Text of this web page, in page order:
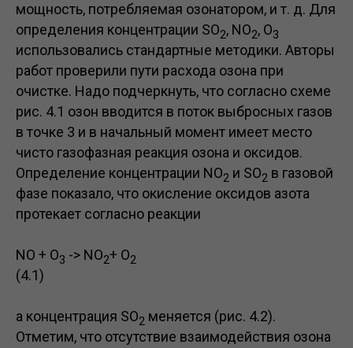
мощность, потребляемая озонатором, и т. д. Для
определения концентрации SO2, NO2, O3
использовались стандартные методики. Авторы
работ проверили пути расхода озона при
очистке. Надо подчеркнуть, что согласно схеме
рис. 4.1 озон вводится в поток выбросных газов
в точке 3 и в начальный момент имеет место
чисто газофазная реакция озона и оксидов.
Определение концентрации NO2 и SO2 в газовой
фазе показало, что окисление оксидов азота
протекает согласно реакции
NO + O3 -> NO2+ O2
(4.1)
а концентрация SO2 меняется (рис. 4.2).
Отметим, что отсутствие взаимодействия озона